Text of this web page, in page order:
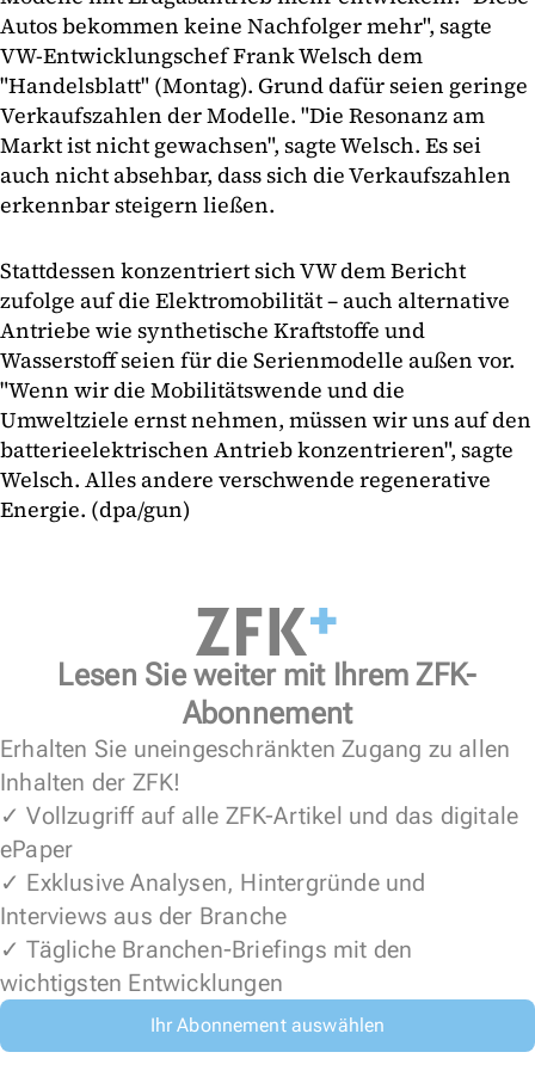
Autos bekommen keine Nachfolger mehr", sagte
VW-Entwicklungschef Frank Welsch dem
"Handelsblatt" (Montag). Grund dafür seien geringe
Verkaufszahlen der Modelle. "Die Resonanz am
Markt ist nicht gewachsen", sagte Welsch. Es sei
auch nicht absehbar, dass sich die Verkaufszahlen
erkennbar steigern ließen.
Stattdessen konzentriert sich VW dem Bericht
zufolge auf die Elektromobilität – auch alternative
Antriebe wie synthetische Kraftstoffe und
Wasserstoff seien für die Serienmodelle außen vor.
"Wenn wir die Mobilitätswende und die
Umweltziele ernst nehmen, müssen wir uns auf den
batterieelektrischen Antrieb konzentrieren", sagte
Welsch. Alles andere verschwende regenerative
Energie. (dpa/gun)
Lesen Sie weiter mit Ihrem ZFK-
Abonnement
Erhalten Sie uneingeschränkten Zugang zu allen
Inhalten der ZFK!
✓ Vollzugriff auf alle ZFK-Artikel und das digitale
ePaper
✓ Exklusive Analysen, Hintergründe und
Interviews aus der Branche
✓ Tägliche Branchen-Briefings mit den
wichtigsten Entwicklungen
Ihr Abonnement auswählen